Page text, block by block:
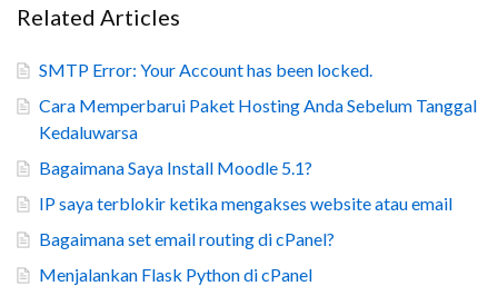
Related Articles
SMTP Error: Your Account has been locked.
Cara Memperbarui Paket Hosting Anda Sebelum Tanggal
Kedaluwarsa
Bagaimana Saya Install Moodle 5.1?
IP saya terblokir ketika mengakses website atau email
Bagaimana set email routing di cPanel?
Menjalankan Flask Python di cPanel